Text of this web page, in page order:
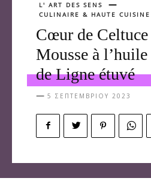
L' ART DES SENS
CULINAIRE & HAUTE CUISINE
Cœur de Celtuce
Mousse à
de Ligne étuvé
5 ΣΕΠΤΕΜΒΡΊΟΥ 2023